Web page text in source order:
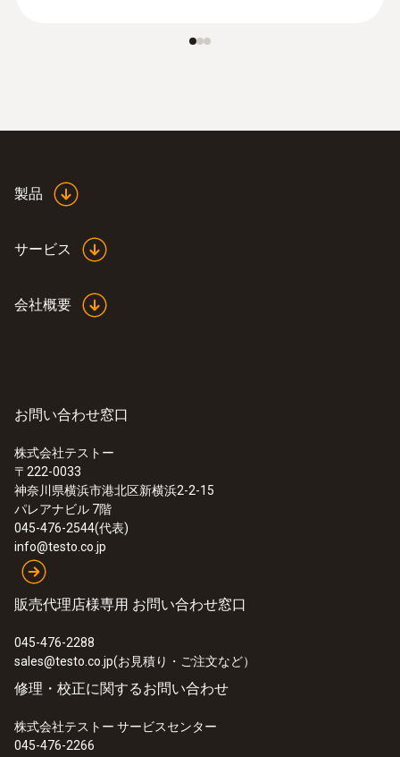
0615 5505
NTCサーミスタ クランプ温度プローブ
測定範囲：-40〜+ 125℃
¥10,000
:0615 5605
パイプクランプ 表面温度プローブ -
TUC
測定範囲：-50～+120℃
¥37,000
¥40,700
製品
サービス
会社概要
お問い合わせ窓口
株式会社テストー
〒222-0033
神奈川県横浜市港北区新横浜2-2-15
パレアナビル 7階
045-476-2544(代表)
info@testo.co.jp
販売代理店様専用 お問い合わせ窓口
045-476-2288
sales@testo.co.jp(お見積り・ご注文など）
修理・校正に関するお問い合わせ
株式会社テストー サービスセンター
045-476-2266